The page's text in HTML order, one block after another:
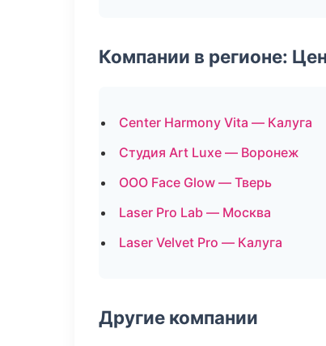
Компании в регионе:
Center Harmony Vita — Калуга
Студия Art Luxe — Воронеж
ООО Face Glow — Тверь
Laser Pro Lab — Москва
Laser Velvet Pro — Калуга
Другие компании